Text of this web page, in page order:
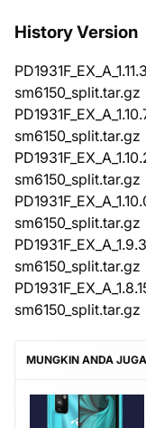
History Version
sm6150_split.tar.gz
sm6150_split.tar.gz
sm6150_split.tar.gz
sm6150_split.tar.gz
sm6150_split.tar.gz
sm6150_split.tar.gz
MUNGKIN ANDA